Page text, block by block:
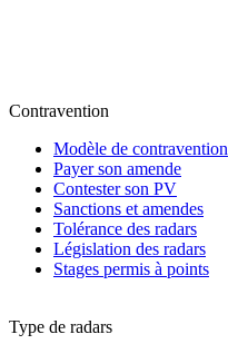
Contravention
Modèle de contravention
Payer son amende
Contester son PV
Sanctions et amendes
Tolérance des radars
Législation des radars
Stages permis à points
Type de radars